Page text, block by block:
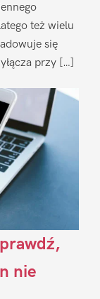
też wielu
się
przy […]
nie